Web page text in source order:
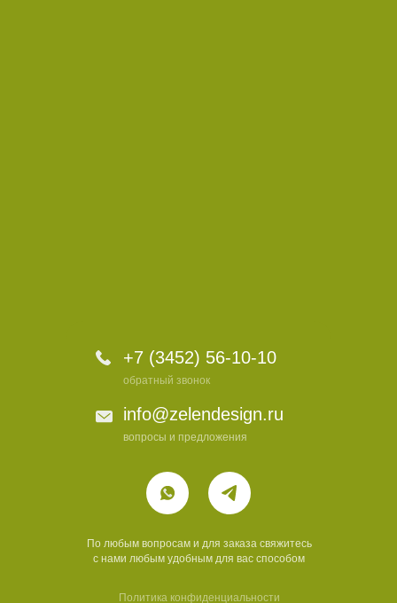
По любым вопросам и для заказа свяжитесь
с нами любым удобным для вас способом
Политика конфиденциальности
обратный звонок
+7 (3452) 56-10-10
вопросы и предложения
info@zelendesign.ru